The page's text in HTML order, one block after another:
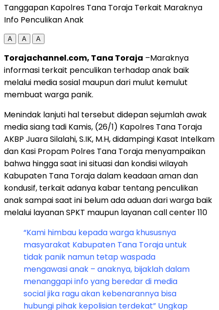
Tanggapan Kapolres Tana Toraja Terkait Maraknya
Info Penculikan Anak
A A A
Torajachannel.com, Tana Toraja –Maraknya
informasi terkait penculikan terhadap anak baik
melalui media sosial maupun dari mulut kemulut
membuat warga panik.
Menindak lanjuti hal tersebut didepan sejumlah awak
media siang tadi Kamis, (26/1) Kapolres Tana Toraja
AKBP Juara Silalahi, S.IK, M.H, didampingi Kasat Intelkam
dan Kasi Propam Polres Tana Toraja menyampaikan
bahwa hingga saat ini situasi dan kondisi wilayah
Kabupaten Tana Toraja dalam keadaan aman dan
kondusif, terkait adanya kabar tentang penculikan
anak sampai saat ini belum ada aduan dari warga baik
melalui layanan SPKT maupun layanan call center 110
“Kami himbau kepada warga khususnya
masyarakat Kabupaten Tana Toraja untuk
tidak panik namun tetap waspada
mengawasi anak – anaknya, bijaklah dalam
menanggapi info yang beredar di media
social jika ragu akan kebenarannya bisa
hubungi pihak kepolisian terdekat” Ungkap